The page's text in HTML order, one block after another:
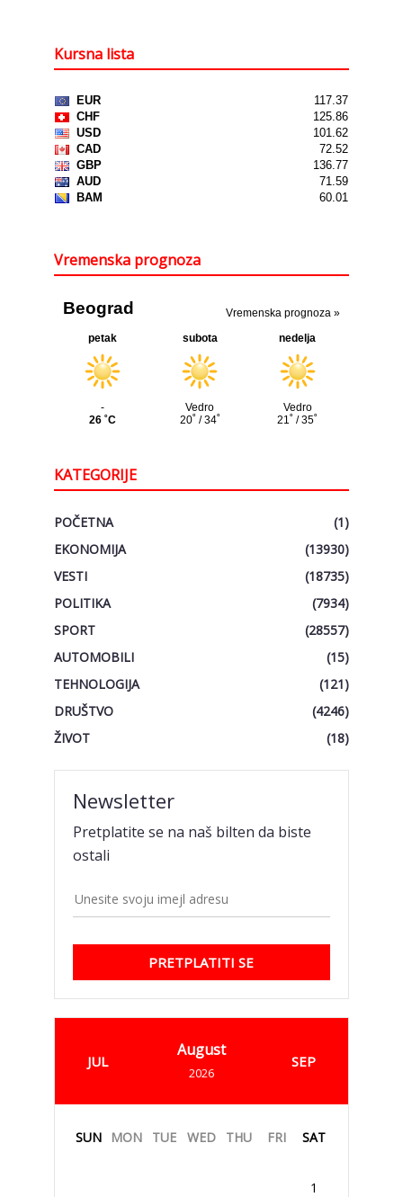
Kursna lista
Vremenska prognoza
KATEGORIJE
POČETNA
(1)
EKONOMIJA
(13930)
VESTI
(18735)
POLITIKA
(7934)
SPORT
(28557)
AUTOMOBILI
(15)
TEHNOLOGIJA
(121)
DRUŠTVO
(4246)
ŽIVOT
(18)
Newsletter
Pretplatite se na naš bilten da biste
ostali
PRETPLATITI SE
JUL
August
2026
SEP
SUN MON TUE WED THU FRI SAT
1